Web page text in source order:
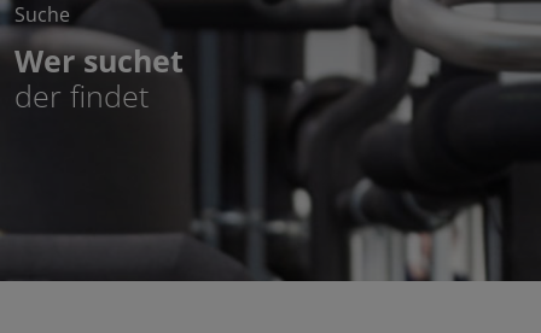
Suche
Wer suchet
der findet